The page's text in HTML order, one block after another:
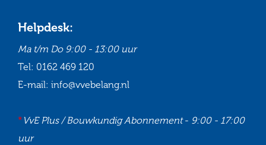
Helpdesk:
Ma t/m Do 9:00 - 13:00 uur
Tel: 0162 469 120
E-mail: info@vvebelang.nl
*VvE Plus / Bouwkundig Abonnement- 9:00 - 17:00
uur